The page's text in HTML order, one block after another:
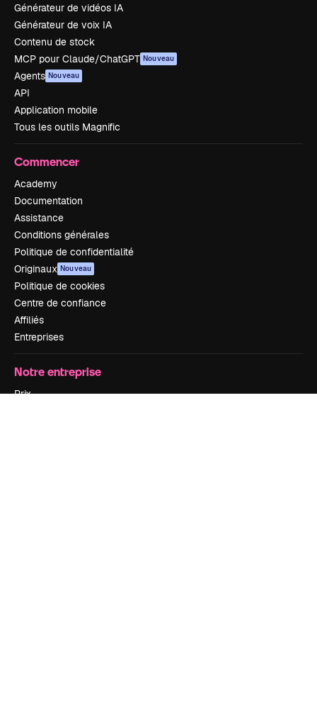
Générateur de vidéos IA
Générateur de voix IA
Contenu de stock
MCP pour Claude/ChatGPT Nouveau
Agents Nouveau
API
Application mobile
Tous les outils Magnific
Commencer
Academy
Documentation
Assistance
Conditions générales
Politique de confidentialité
Originaux Nouveau
Politique de cookies
Centre de confiance
Affiliés
Entreprises
Notre entreprise
Prix